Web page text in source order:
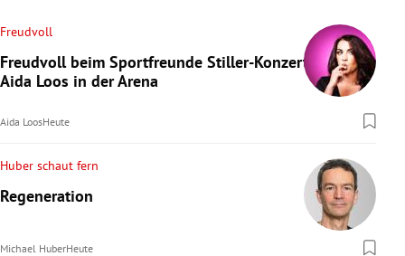
Freudvoll
Freudvoll beim Sportfreunde Stiller-Konzert:
Aida Loos in der Arena
Aida LoosHeute
Huber schaut fern
Regeneration
Michael HuberHeute